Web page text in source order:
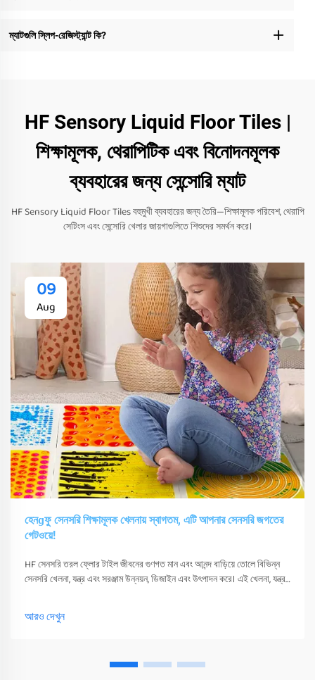
ম্যাটগুলি স্লিপ-রেজিস্ট্যান্ট কি?
HF Sensory Liquid Floor Tiles |
শিক্ষামূলক, থেরাপিটিক এবং বিনোদনমূলক
ব্যবহারের জন্য সেন্সোরি ম্যাট
HF Sensory Liquid Floor Tiles বহুমুখী ব্যবহারের জন্য তৈরি—শিক্ষামূলক পরিবেশ, থেরাপি
সেটিংস এবং সেন্সোরি খেলার জায়গাগুলিতে শিশুদের সমর্থন করে।
09
Aug
হেনɡফু সেনসরি শিক্ষামূলক খেলনায় স্বাগতম, এটি আপনার সেনসরি জগতের
গেটওয়ে!
HF সেনসরি তরল ফ্লোর টাইল জীবনের গুণগত মান এবং আনন্দ বাড়িয়ে তোলে বিভিন্ন
সেনসরি খেলনা, যন্ত্র এবং সরঞ্জাম উন্নয়ন, ডিজাইন এবং উৎপাদন করে। এই খেলনা, যন্ত্র
আরও দেখুন